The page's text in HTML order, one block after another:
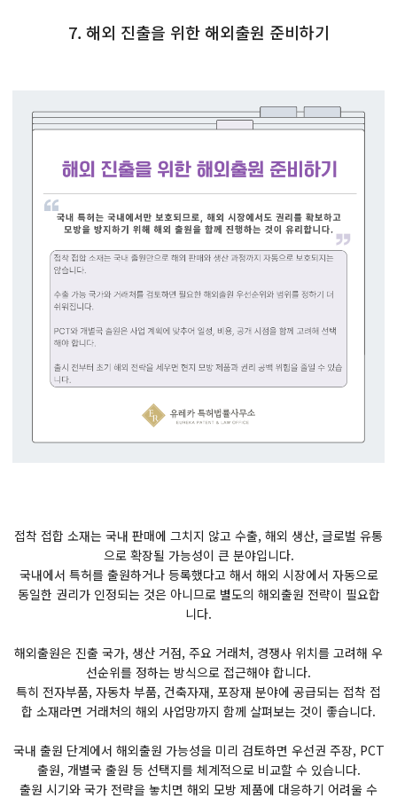
7. 해외 진출을 위한 해외출원 준비하기
접착 접합 소재는 국내 판매에 그치지 않고 수출, 해외 생산, 글로벌 유통
으로 확장될 가능성이 큰 분야입니다.
국내에서 특허를 출원하거나 등록했다고 해서 해외 시장에서 자동으로
동일한 권리가 인정되는 것은 아니므로 별도의 해외출원 전략이 필요합
니다.
해외출원은 진출 국가, 생산 거점, 주요 거래처, 경쟁사 위치를 고려해 우
선순위를 정하는 방식으로 접근해야 합니다.
특히 전자부품, 자동차 부품, 건축자재, 포장재 분야에 공급되는 접착 접
합 소재라면 거래처의 해외 사업망까지 함께 살펴보는 것이 좋습니다.
국내 출원 단계에서 해외출원 가능성을 미리 검토하면 우선권 주장, PCT
출원, 개별국 출원 등 선택지를 체계적으로 비교할 수 있습니다.
출원 시기와 국가 전략을 놓치면 해외 모방 제품에 대응하기 어려울 수